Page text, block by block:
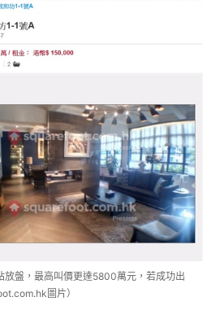
放盤，最高叫價更達5800萬元，若成功出
圖片）